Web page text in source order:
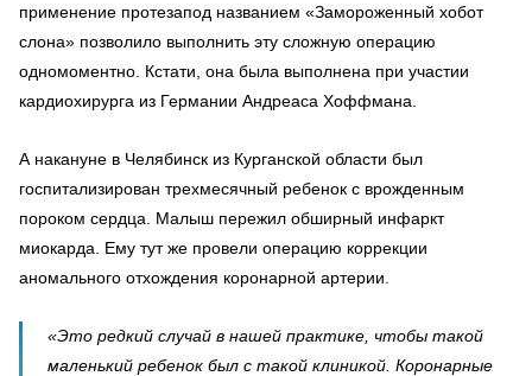
применение протезапод названием «Замороженный хобот
слона» позволило выполнить эту сложную операцию
одномоментно. Кстати, она была выполнена при участии
кардиохирурга из Германии Андреаса Хоффмана.
А накануне в Челябинск из Курганской области был
госпитализирован трехмесячный ребенок с врожденным
пороком сердца. Малыш пережил обширный инфаркт
миокарда. Ему тут же провели операцию коррекции
аномального отхождения коронарной артерии.
«Это редкий случай в нашей практике, чтобы такой
маленький ребенок был с такой клиникой. Коронарные